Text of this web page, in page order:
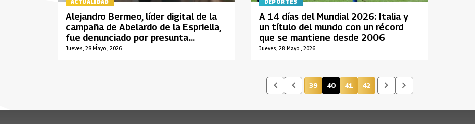
ACTUALIDAD
Jueves, 28 Mayo , 2026
Alejandro Bermeo, líder digital de la
campaña de Abelardo de la Espriella,
fue denunciado por presunta
violación, tortura y maltrato
DEPORTES
Jueves, 28 Mayo , 2026
A 14 días del Mundial 2026: Italia y
un título del mundo con un récord
que se mantiene desde 2006
Página
39 Página actual
40 Página
41 Página
42